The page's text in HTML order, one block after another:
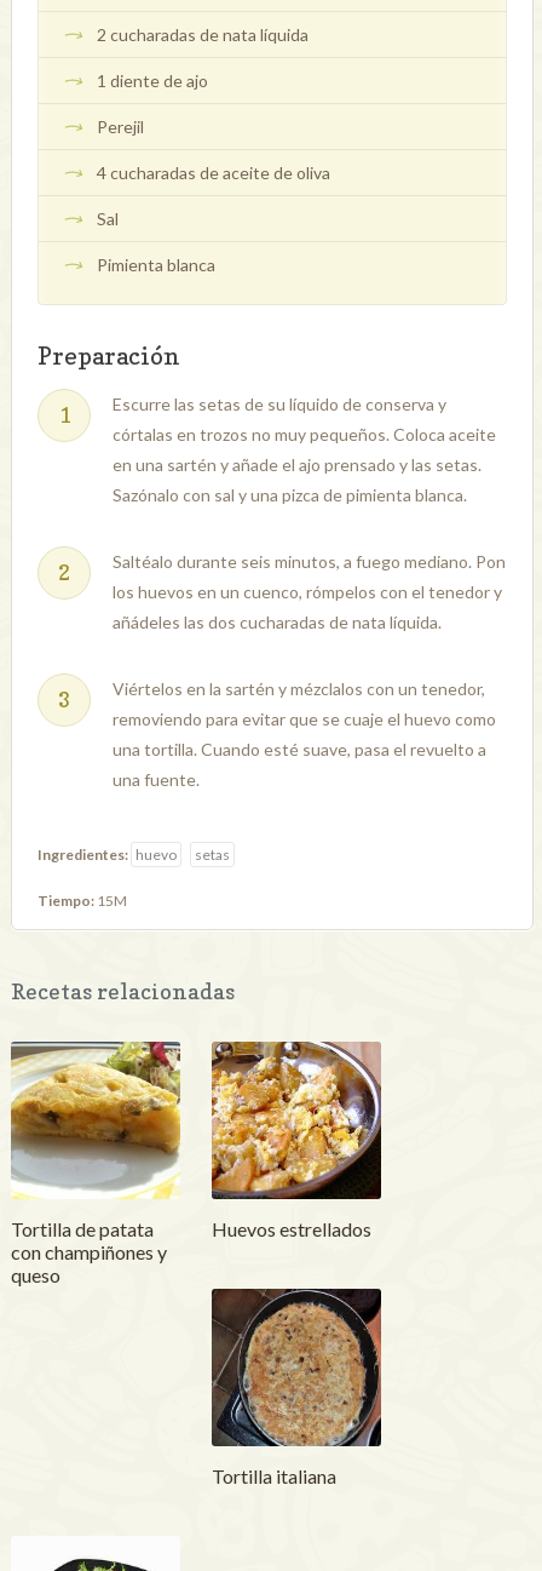
2 cucharadas de nata líquida
1 diente de ajo
Perejil
4 cucharadas de aceite de oliva
Sal
Pimienta blanca
Preparación
Escurre las setas de su líquido de conserva y
córtalas en trozos no muy pequeños. Coloca aceite
en una sartén y añade el ajo prensado y las setas.
Sazónalo con sal y una pizca de pimienta blanca.
Saltéalo durante seis minutos, a fuego mediano. Pon
los huevos en un cuenco, rómpelos con el tenedor y
añádeles las dos cucharadas de nata líquida.
Viértelos en la sartén y mézclalos con un tenedor,
removiendo para evitar que se cuaje el huevo como
una tortilla. Cuando esté suave, pasa el revuelto a
una fuente.
Ingredientes: huevo setas
Tiempo: 15M
Recetas relacionadas
Tortilla de patata
con champiñones y
queso
Huevos estrellados
Tortilla italiana